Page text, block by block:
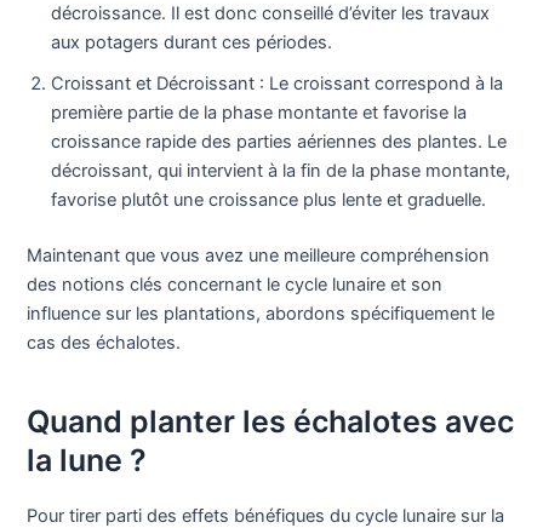
décroissance. Il est donc conseillé d’éviter les travaux
aux potagers durant ces périodes.
Croissant et Décroissant : Le croissant correspond à la
première partie de la phase montante et favorise la
croissance rapide des parties aériennes des plantes. Le
décroissant, qui intervient à la fin de la phase montante,
favorise plutôt une croissance plus lente et graduelle.
Maintenant que vous avez une meilleure compréhension
des notions clés concernant le cycle lunaire et son
influence sur les plantations, abordons spécifiquement le
cas des échalotes.
Quand planter les échalotes avec
la lune ?
Pour tirer parti des effets bénéfiques du cycle lunaire sur la